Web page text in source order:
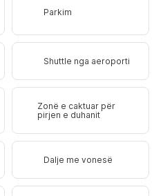
Parkim
Shuttle nga aeroporti
Zonë e caktuar për
pirjen e duhanit
Dalje me vonesë